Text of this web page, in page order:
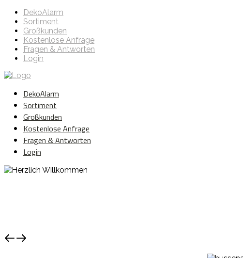
DekoAlarm
Sortiment
Großkunden
Kostenlose Anfrage
Fragen & Antworten
Login
DekoAlarm
Sortiment
Großkunden
Kostenlose Anfrage
Fragen & Antworten
Login